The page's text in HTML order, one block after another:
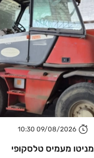
09/08/2026 10:30
מניטו מעמיס טלסקופי